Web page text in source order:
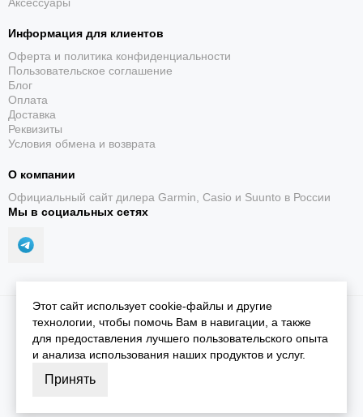
Информация для клиентов
Оферта и политика конфиденциальности
Пользовательское соглашение
Блог
Оплата
Доставка
Реквизиты
Условия обмена и возврата
О компании
Официальный сайт дилера Garmin, Casio и Suunto в России
Мы в социальных сетях
2026 © iGarmin.Карта сайта
Этот сайт использует cookie-файлы и другие
технологии, чтобы помочь Вам в навигации, а также
для предоставления лучшего пользовательского опыта
и анализа использования наших продуктов и услуг.
Принять